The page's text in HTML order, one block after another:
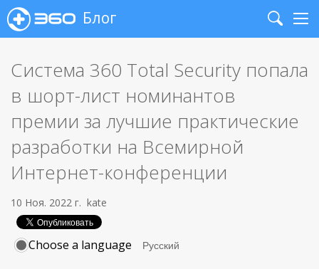
Блог
Search
Система 360 Total Security попала
в шорт-лист номинантов
премии за лучшие практические
разработки на Всемирной
Интернет-конференции
10 Ноя. 2022 г. kate
Choose a language